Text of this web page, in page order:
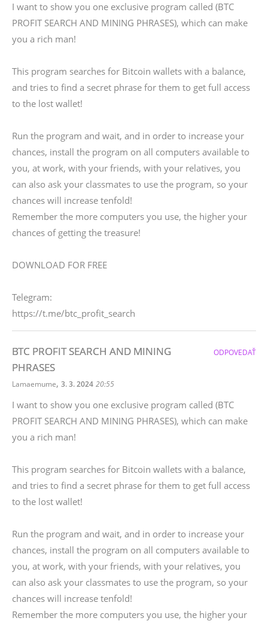
I want to show you one exclusive program called (BTC
PROFIT SEARCH AND MINING PHRASES), which can make
you a rich man!
This program searches for Bitcoin wallets with a balance,
and tries to find a secret phrase for them to get full access
to the lost wallet!
Run the program and wait, and in order to increase your
chances, install the program on all computers available to
you, at work, with your friends, with your relatives, you
can also ask your classmates to use the program, so your
chances will increase tenfold!
Remember the more computers you use, the higher your
chances of getting the treasure!
DOWNLOAD FOR FREE
Telegram:
https://t.me/btc_profit_search
BTC PROFIT SEARCH AND MINING
PHRASES
Lamaemume, 3. 3. 2024 20:55
I want to show you one exclusive program called (BTC
PROFIT SEARCH AND MINING PHRASES), which can make
you a rich man!
This program searches for Bitcoin wallets with a balance,
and tries to find a secret phrase for them to get full access
to the lost wallet!
Run the program and wait, and in order to increase your
chances, install the program on all computers available to
you, at work, with your friends, with your relatives, you
can also ask your classmates to use the program, so your
chances will increase tenfold!
Remember the more computers you use, the higher your
ODPOVEDAŤ